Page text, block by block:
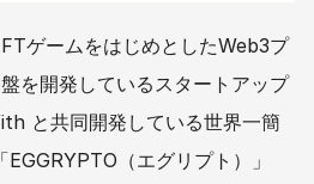
ゲームをはじめとしたWeb3プ
を開発しているスタートアップ
と共同開発している世界一簡
（エグリプト）」